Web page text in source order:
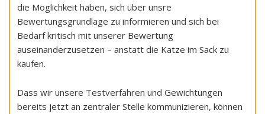
die Möglichkeit haben, sich über unsre
Bewertungsgrundlage zu informieren und sich bei
Bedarf kritisch mit unserer Bewertung
auseinanderzusetzen – anstatt die Katze im Sack zu
kaufen.
Dass wir unsere Testverfahren und Gewichtungen
bereits jetzt an zentraler Stelle kommunizieren, können